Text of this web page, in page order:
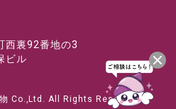
西裏92番地の3
ビル
Co.,Ltd. All Rights Reserved.